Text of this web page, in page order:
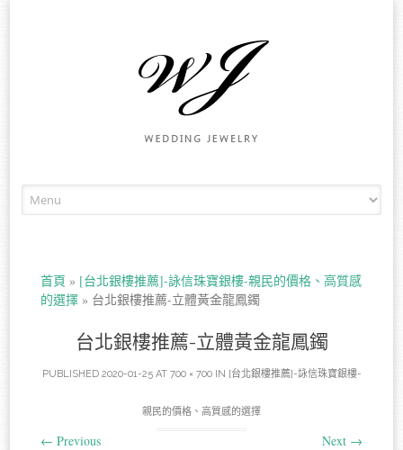
首頁 » [台北銀樓推薦]-詠信珠寶銀樓-親民的價格、高質感
的選擇 » 台北銀樓推薦-立體黃金龍鳳鐲
台北銀樓推薦-立體黃金龍鳳鐲
PUBLISHED 2020-01-25AT 700 × 700IN [台北銀樓推薦]-詠信珠寶銀樓-
親民的價格、高質感的選擇
← Previous Next →